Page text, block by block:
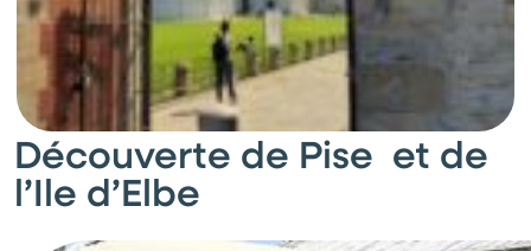
Découverte de Pise et de
l’Ile d’Elbe